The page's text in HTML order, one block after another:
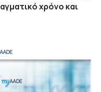
χρόνο και